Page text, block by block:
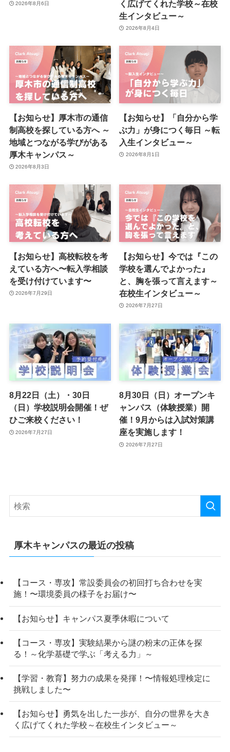
2026年8月6日
く広げてくれた学校～在校
生インタビュー～
2026年8月4日
【お知らせ】厚木市の通信
制高校を探している方へ ～
地域とつながる学びがある
厚木キャンパス～
2026年8月3日
【お知らせ】「自分から学
ぶ力」が身につく毎日 ～転
入生インタビュー～
2026年8月1日
【お知らせ】高校転校を考
えている方へ〜転入学相談
を受け付けています〜
2026年7月29日
【お知らせ】今では『この
学校を選んでよかった』
と、胸を張って言えます～
在校生インタビュー～
2026年7月27日
8月22日（土）・30日
（日）学校説明会開催！ぜ
ひご来校ください！
2026年7月27日
8月30日（日）オープンキ
ャンパス（体験授業）開
催！9月からは入試対策講
座を実施します！
2026年7月27日
厚木キャンパスの最近の投稿
【コース・専攻】常設委員会の初回打ち合わせを実
施！〜環境委員の様子をお届け〜
【お知らせ】キャンパス夏季休暇について
【コース・専攻】実験結果から謎の粉末の正体を探
る！～化学基礎で学ぶ「考える力」～
【学習・教育】努力の成果を発揮！〜情報処理検定に
挑戦しました〜
【お知らせ】勇気を出した一歩が、自分の世界を大き
く広げてくれた学校～在校生インタビュー～